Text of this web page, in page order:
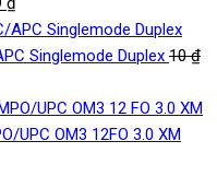
Singlemode Duplex 10₫
UPC OM3 12FO 3.0 XM